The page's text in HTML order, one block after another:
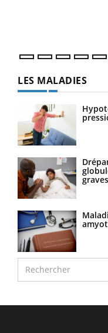
LES MALADIES
graves